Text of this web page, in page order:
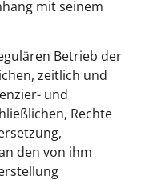
mit seinem
Betrieb der
zeitlich und
und
Rechte
den von ihm